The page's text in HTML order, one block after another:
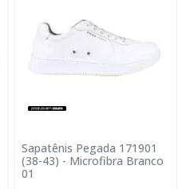
Sapatênis Pegada 171901
(38-43) - Microfibra Branco
01